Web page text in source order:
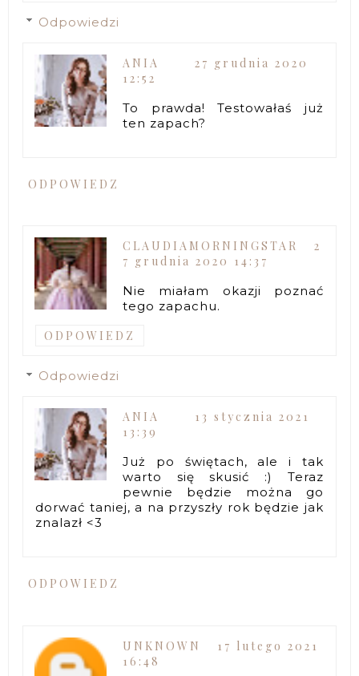
Odpowiedzi
ANIA
27 grudnia 2020
12:52
To prawda! Testowałaś już
ten zapach?
ODPOWIEDZ
CLAUDIAMORNINGSTAR
2
7 grudnia 2020 14:37
Nie miałam okazji poznać
tego zapachu.
ODPOWIEDZ
Odpowiedzi
ANIA
13 stycznia 2021
13:39
Już po świętach, ale i tak
warto się skusić :) Teraz
pewnie będzie można go
dorwać taniej, a na przyszły rok będzie jak
znalazł <3
ODPOWIEDZ
UNKNOWN
17 lutego 2021
16:48